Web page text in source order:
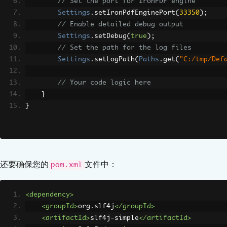
Settings . setIronPdfEnginePort( 33350 );
// Enable detailed debug output
Settings . setDebug( true );
// Set the path for the log files
Settings . setLogPath( Paths . get( "C:/tmp/
// Your code logic here
}
}
还要确保您的 pom.xml 文件中：
<dependency>
<groupId>org.slf4j</groupId>
<artifactId>slf4j-simple</artifactId>